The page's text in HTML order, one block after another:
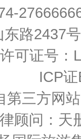
东路2437
可证号
ICP
第三方网
顾问：天